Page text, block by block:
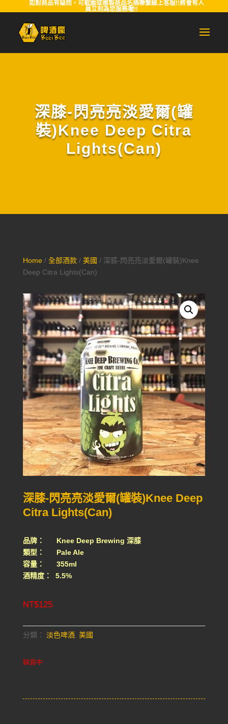
如對商品有疑問，可截圖或複製商品名稱聯繫線上客服!!將會有人
員立刻為您服務喔!!
深膝-閃亮亮淡愛爾(罐
裝)Knee Deep Citra
Lights(Can)
Home/ 全部酒款/ 美國 / 深膝-閃亮亮淡愛爾(罐裝)Knee
Deep Citra Lights(Can)
深膝-閃亮亮淡愛爾(罐裝)Knee Deep
Citra Lights(Can)
品牌： Knee Deep Brewing 深膝
類型： Pale Ale
容量： 355ml
酒精度： 5.5%
NT$125
分類： 淡色啤酒, 美國
缺貨中